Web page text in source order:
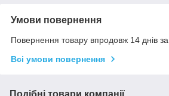
Умови повернення
Повернення товару впродовж 14 днів
Всі умови повернення